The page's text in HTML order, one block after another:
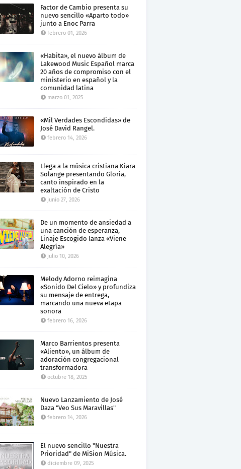
Factor de Cambio presenta su
nuevo sencillo «Aparto todo»
junto a Enoc Parra
febrero 01, 2026
«Habita», el nuevo álbum de
Lakewood Music Español marca
20 años de compromiso con el
ministerio en español y la
comunidad latina
marzo 01, 2025
«Mil Verdades Escondidas» de
José David Rangel.
febrero 14, 2026
Llega a la música cristiana Kiara
Solange presentando Gloria,
canto inspirado en la
exaltación de Cristo
junio 27, 2026
De un momento de ansiedad a
una canción de esperanza,
Linaje Escogido lanza «Viene
Alegría»
julio 10, 2026
Melody Adorno reimagina
«Sonido Del Cielo» y profundiza
su mensaje de entrega,
marcando una nueva etapa
sonora
febrero 16, 2026
Marco Barrientos presenta
«Aliento», un álbum de
adoración congregacional
transformadora
octubre 18, 2025
Nuevo Lanzamiento de José
Daza "Veo Sus Maravillas"
febrero 14, 2026
El nuevo sencillo "Nuestra
Prioridad" de MiSion Música.
diciembre 09, 2025